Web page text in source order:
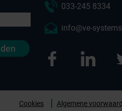
033-245 8334
info@ve-
Cookies Algemene